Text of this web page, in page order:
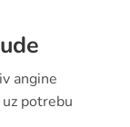
angine
potrebu